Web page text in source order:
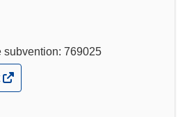
subvention: 769025